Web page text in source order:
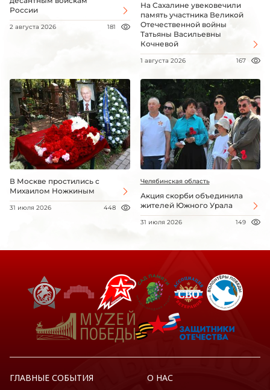
России
2 августа 2026 181
На Сахалине увековечили
память участника Великой
Отечественной войны
Татьяны Васильевны
Кочневой
1 августа 2026 167
В Москве простились с
Михаилом Ножкиным
31 июля 2026 448
Челябинская область
Акция скорби объединила
жителей Южного Урала
31 июля 2026 149
ГЛАВНЫЕ СОБЫТИЯ О НАС